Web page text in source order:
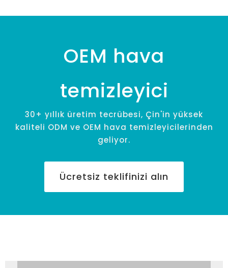
OEM hava
temizleyici
30+ yıllık üretim tecrübesi, Çin'in yüksek
kaliteli ODM ve OEM hava temizleyicilerinden
geliyor.
Ücretsiz teklifinizi alın